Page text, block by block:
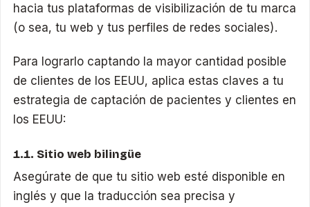
hacia tus plataformas de visibilización de tu marca
(o sea, tu web y tus perfiles de redes sociales).
Para lograrlo captando la mayor cantidad posible
de clientes de los EEUU, aplica estas claves a tu
estrategia de captación de pacientes y clientes en
los EEUU:
1.1. Sitio web bilingüe
Asegúrate de que tu sitio web esté disponible en
inglés y que la traducción sea precisa y